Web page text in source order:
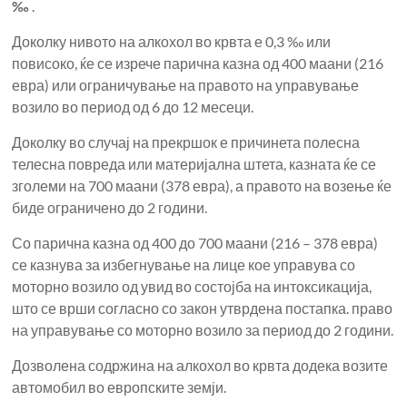
‰
Доколку нивото на алкохол во крвта е 0,3 ‰ или
повисоко, ќе се изрече парична казна од 400 маани (216
евра) или ограничување на правото на управување
возило во период од 6 до 12 месеци.
Доколку во случај на прекршок е причинета полесна
телесна повреда или материјална штета, казната ќе се
зголеми на 700 маани (378 евра), а правото на возење ќе
биде ограничено до 2 години.
Со парична казна од 400 до 700 маани (216 – 378 евра)
се казнува за избегнување на лице кое управува со
моторно возило од увид во состојба на интоксикација,
што се врши согласно со закон утврдена постапка. право
на управување со моторно возило за период до 2 години.
Дозволена содржина на алкохол во крвта додека возите
автомобил во европските земји.